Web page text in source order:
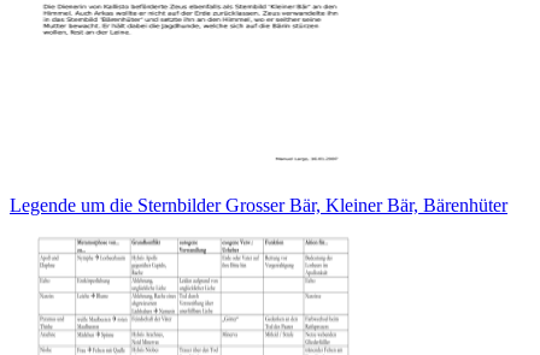
Legende um die Sternbilder Grosser Bär, Kleiner Bär, Bärenhüter